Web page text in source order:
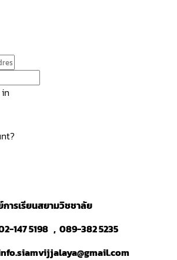
ารเรียนสยามวิชชาลัย
147 5198 , 089-382 5235